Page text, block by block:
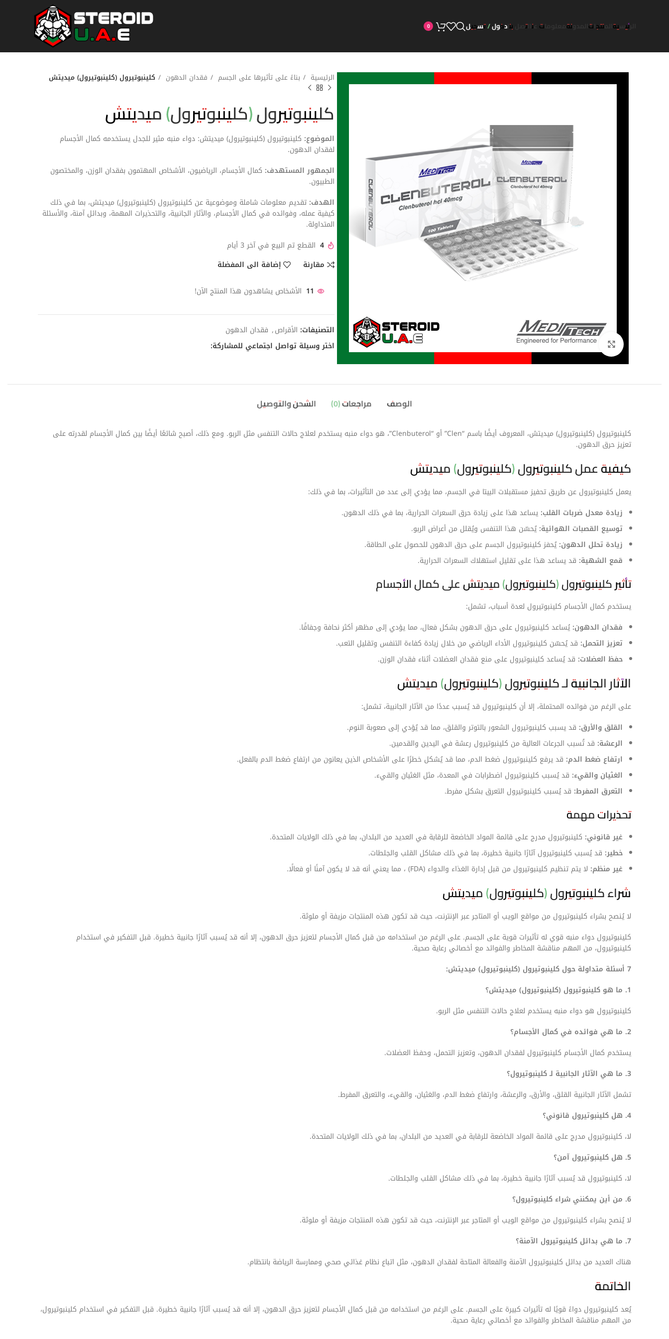
الرئيسية المنتجات المدونة معلومات عنا اتصل بنادخول / تسجيل 0
اضغط للتكبير
الرئيسية بناءً على تأثيرها على الجسم فقدان الدهون كلينبوتيرول (كلينبوتيرول) ميديتش
كلينبوتيرول (كلينبوتيرول) ميديتش
الموضوع: كلينبوتيرول (كلينبوتيرول) ميديتش: دواء منبه مثير للجدل يستخدمه كمال الأجسام
لفقدان الدهون.
الجمهور المستهدف: كمال الأجسام، الرياضيون، الأشخاص المهتمون بفقدان الوزن، والمختصون
الطبيون.
الهدف: تقديم معلومات شاملة وموضوعية عن كلينبوتيرول (كلينبوتيرول) ميديتش، بما في ذلك
كيفية عمله، وفوائده في كمال الأجسام، والآثار الجانبية، والتحذيرات المهمة، وبدائل آمنة، والأسئلة
المتداولة.
4 القطع تم البيع في آخر 3 أيام
مقارنة
إضافة الى المفضلة
11 الأشخاص يشاهدون هذا المنتج الآن!
التصنيفات: الأقراص, فقدان الدهون
اختر وسيلة تواصل اجتماعي للمشاركة:
الوصف مراجعات (0) الشحن والتوصيل
كلينبوتيرول (كلينبوتيرول) ميديتش، المعروف أيضًا باسم “Clen” أو “Clenbuterol”، هو دواء منبه يستخدم لعلاج حالات التنفس مثل الربو. ومع ذلك، أصبح شائعًا أيضًا بين كمال الأجسام لقدرته على
تعزيز حرق الدهون.
كيفية عمل كلينبوتيرول (كلينبوتيرول) ميديتش
يعمل كلينبوتيرول عن طريق تحفيز مستقبلات البيتا في الجسم، مما يؤدي إلى عدد من التأثيرات، بما في ذلك:
زيادة معدل ضربات القلب: يساعد هذا على زيادة حرق السعرات الحرارية، بما في ذلك الدهون.
توسيع القصبات الهوائية: يُحسّن هذا التنفس ويُقلل من أعراض الربو.
زيادة تحلل الدهون: يُحفز كلينبوتيرول الجسم على حرق الدهون للحصول على الطاقة.
قمع الشهية: قد يساعد هذا على تقليل استهلاك السعرات الحرارية.
تأثير كلينبوتيرول (كلينبوتيرول) ميديتش على كمال الأجسام
يستخدم كمال الأجسام كلينبوتيرول لعدة أسباب، تشمل:
فقدان الدهون: يُساعد كلينبوتيرول على حرق الدهون بشكل فعال، مما يؤدي إلى مظهر أكثر نحافة وجفافًا.
تعزيز التحمل: قد يُحسّن كلينبوتيرول الأداء الرياضي من خلال زيادة كفاءة التنفس وتقليل التعب.
حفظ العضلات: قد يُساعد كلينبوتيرول على منع فقدان العضلات أثناء فقدان الوزن.
الآثار الجانبية لـ كلينبوتيرول (كلينبوتيرول) ميديتش
على الرغم من فوائده المحتملة، إلا أن كلينبوتيرول قد يُسبب عددًا من الآثار الجانبية، تشمل:
القلق والأرق: قد يسبب كلينبوتيرول الشعور بالتوتر والقلق، مما قد يُؤدي إلى صعوبة النوم.
الرعشة: قد تُسبب الجرعات العالية من كلينبوتيرول رعشة في اليدين والقدمين.
ارتفاع ضغط الدم: قد يرفع كلينبوتيرول ضغط الدم، مما قد يُشكل خطرًا على الأشخاص الذين يعانون من ارتفاع ضغط الدم بالفعل.
الغثيان والقيء: قد يُسبب كلينبوتيرول اضطرابات في المعدة، مثل الغثيان والقيء.
التعرق المفرط: قد يُسبب كلينبوتيرول التعرق بشكل مفرط.
تحذيرات مهمة
غير قانوني: كلينبوتيرول مدرج على قائمة المواد الخاضعة للرقابة في العديد من البلدان، بما في ذلك الولايات المتحدة.
خطير: قد يُسبب كلينبوتيرول آثارًا جانبية خطيرة، بما في ذلك مشاكل القلب والجلطات.
غير منظم: لا يتم تنظيم كلينبوتيرول من قبل إدارة الغذاء والدواء (FDA) ، مما يعني أنه قد لا يكون آمنًا أو فعالًا.
شراء كلينبوتيرول (كلينبوتيرول) ميديتش
لا يُنصح بشراء كلينبوتيرول من مواقع الويب أو المتاجر عبر الإنترنت، حيث قد تكون هذه المنتجات مزيفة أو ملوثة.
كلينبوتيرول دواء منبه قوي له تأثيرات قوية على الجسم. على الرغم من استخدامه من قبل كمال الأجسام لتعزيز حرق الدهون، إلا أنه قد يُسبب آثارًا جانبية خطيرة. قبل التفكير في استخدام
كلينبوتيرول، من المهم مناقشة المخاطر والفوائد مع أخصائي رعاية صحية.
7 أسئلة متداولة حول كلينبوتيرول (كلينبوتيرول) ميديتش:
1. ما هو كلينبوتيرول (كلينبوتيرول) ميديتش؟
كلينبوتيرول هو دواء منبه يستخدم لعلاج حالات التنفس مثل الربو.
2. ما هي فوائده في كمال الأجسام؟
يستخدم كمال الأجسام كلينبوتيرول لفقدان الدهون، وتعزيز التحمل، وحفظ العضلات.
3. ما هي الآثار الجانبية لـ كلينبوتيرول؟
تشمل الآثار الجانبية القلق، والأرق، والرعشة، وارتفاع ضغط الدم، والغثيان، والقيء، والتعرق المفرط.
4. هل كلينبوتيرول قانوني؟
لا، كلينبوتيرول مدرج على قائمة المواد الخاضعة للرقابة في العديد من البلدان، بما في ذلك الولايات المتحدة.
5. هل كلينبوتيرول آمن؟
لا، كلينبوتيرول قد يُسبب آثارًا جانبية خطيرة، بما في ذلك مشاكل القلب والجلطات.
6. من أين يمكنني شراء كلينبوتيرول؟
لا يُنصح بشراء كلينبوتيرول من مواقع الويب أو المتاجر عبر الإنترنت، حيث قد تكون هذه المنتجات مزيفة أو ملوثة.
7. ما هي بدائل كلينبوتيرول الآمنة؟
هناك العديد من بدائل كلينبوتيرول الآمنة والفعالة المتاحة لفقدان الدهون، مثل اتباع نظام غذائي صحي وممارسة الرياضة بانتظام.
الخاتمة
يُعد كلينبوتيرول دواءً قويًا له تأثيرات كبيرة على الجسم. على الرغم من استخدامه من قبل كمال الأجسام لتعزيز حرق الدهون، إلا أنه قد يُسبب آثارًا جانبية خطيرة. قبل التفكير في استخدام كلينبوتيرول،
من المهم مناقشة المخاطر والفوائد مع أخصائي رعاية صحية.